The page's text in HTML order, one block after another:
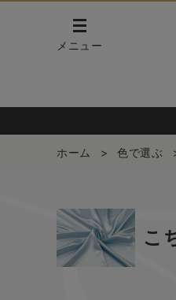
メニュー
ホーム > 色で選ぶ
こ